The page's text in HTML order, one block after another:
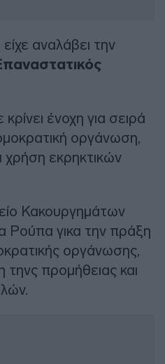
αναλάβει την
ένοχη για σειρά
οργάνωση,
χρήση εκρηκτικών
Κακουργημάτων
Ρούπα γικα την πράξη
οργάνωσης,
τηνς προμήθειας και